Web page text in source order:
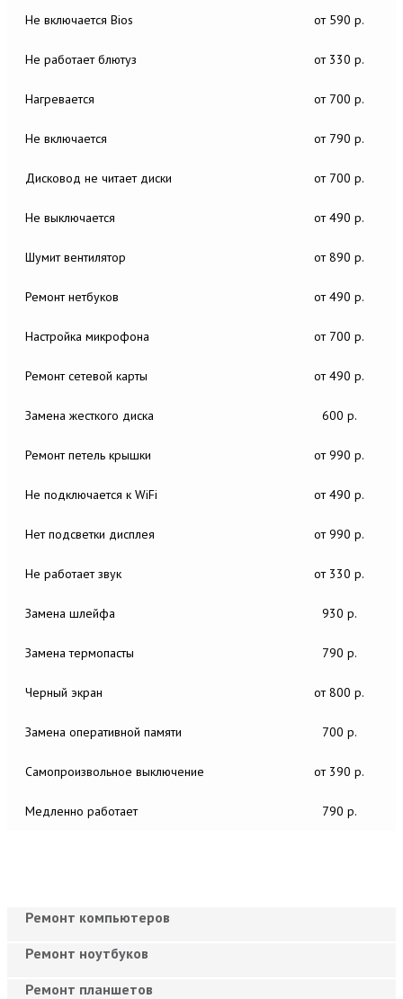
Не включается Bios от 590 р.
Не работает блютуз от 330 р.
Нагревается от 700 р.
Не включается от 790 р.
Дисковод не читает диски от 700 р.
Не выключается от 490 р.
Шумит вентилятор от 890 р.
Ремонт нетбуков от 490 р.
Настройка микрофона от 700 р.
Ремонт сетевой карты от 490 р.
Замена жесткого диска 600 р.
Ремонт петель крышки от 990 р.
Не подключается к WiFi от 490 р.
Нет подсветки дисплея от 990 р.
Не работает звук от 330 р.
Замена шлейфа 930 р.
Замена термопасты 790 р.
Черный экран от 800 р.
Замена оперативной памяти 700 р.
Самопроизвольное выключение от 390 р.
Медленно работает 790 р.
Ремонт компьютеров
Ремонт ноутбуков
Ремонт планшетов